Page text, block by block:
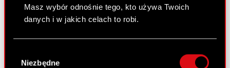
Masz wybór odnośnie tego, kto używa Twoich
danych i w jakich celach to robi.
zgody
Niezbędne
25 marca 2021
Temat: Dopuszczenie i wprowadzenie akcji do
obrotu na rynku regulowanym GPW Podstawa
Zarząd CD PROJEKT S.A. z siedzibą w Warszawie